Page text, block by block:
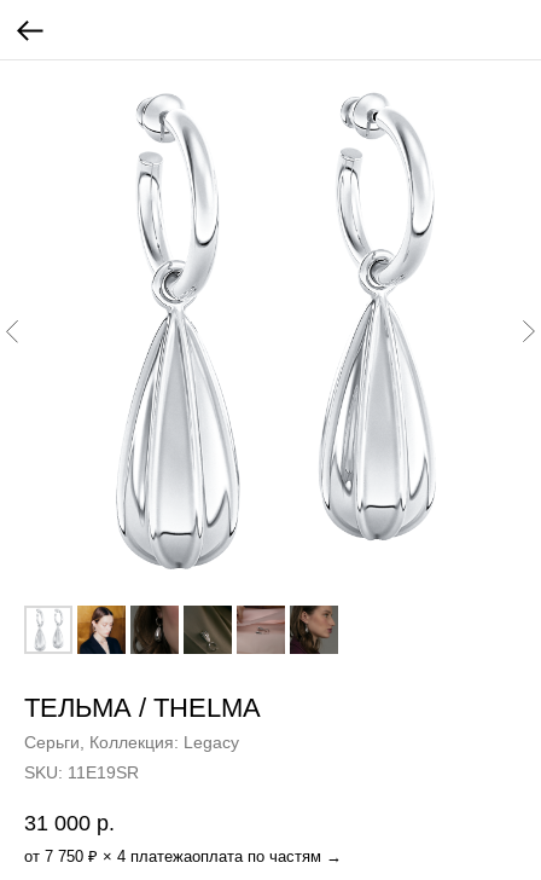
ТЕЛЬМА / THELMA
Серьги, Коллекция: Legacy
SKU: 11E19SR
31 000 р.
от 7 750 ₽ × 4 платежаоплата по частям →